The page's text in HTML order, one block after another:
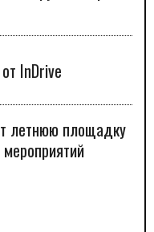
InDrive
летнюю площадку